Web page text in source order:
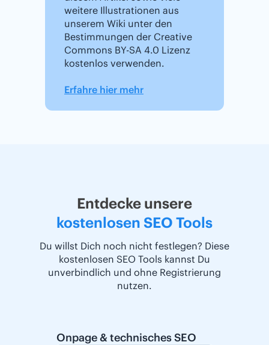
weitere Illustrationen aus
unserem Wiki unter den
Bestimmungen der Creative
Commons BY-SA 4.0 Lizenz
kostenlos verwenden.
Erfahre hier mehr
Entdecke unsere
kostenlosen SEO Tools
Du willst Dich noch nicht festlegen? Diese
kostenlosen SEO Tools kannst Du
unverbindlich und ohne Registrierung
nutzen.
Onpage & technisches SEO